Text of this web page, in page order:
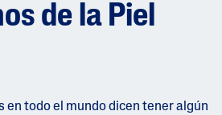
de la Piel
en todo el mundo dicen tener algún